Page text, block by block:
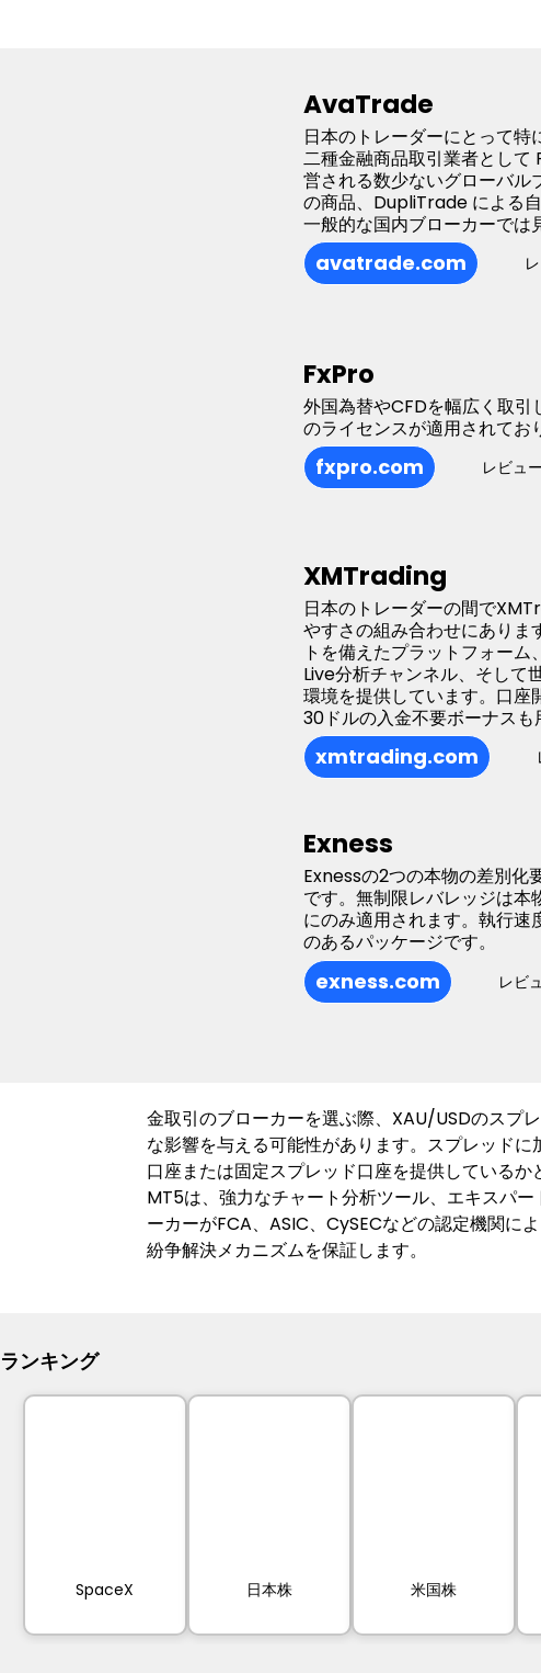
AvaTrade
日本のトレーダーにとって
二種金融商品取引業者とし
営される数少ないグローバル
の商品、DupliTrade による
一般的な国内ブローカーでは
avatrade.com
FxPro
外国為替やCFDを幅広く取
のライセンスが適用されてお
fxpro.com レビュー
XMTrading
日本のトレーダーの間で
やすさの組み合わせにあり
トを備えたプラットフォー
Live分析チャンネル、そして
環境を提供しています。口
30ドルの入金不要ボーナスも
xmtrading.com
Exness
Exnessの2つの本物の差別化
です。無制限レバレッジは本
にのみ適用されます。執行速
のあるパッケージです。
exness.com レビ
金取引のブローカーを選ぶ際、XAU/USDのスプ
な影響を与える可能性があります。スプレッド
口座または固定スプレッド口座を提供している
MT5は、強力なチャート分析ツール、エキスパ
ーカーがFCA、ASIC、CySECなどの認定機関に
紛争解決メカニズムを保証します。
ランキング
SpaceX 日本株 米国株